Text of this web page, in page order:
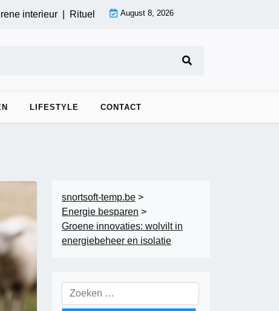
|Rituele ontspanning: koudwater wellness begin je dag fris |
August 8, 2026
LIFESTYLE CONTACT
snortsoft-temp.be >
Energie besparen >
Groene innovaties: wolvilt in
energiebeheer en isolatie
Zoeken
naar: